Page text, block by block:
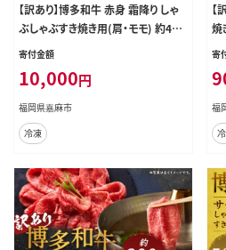
【訳あり】博多和牛 赤身 霜降り しゃ
ぶしゃぶすき焼き用(肩・モモ) 約400
g(約400g×1パック)
寄付金額
10,000円
福岡県嘉麻市
冷凍
【
焼
寄
福